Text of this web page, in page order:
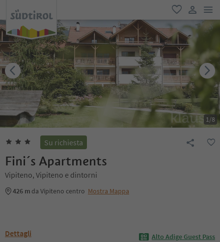
favoriti
user link
1/8
Su richiesta
Fini´s Apartments
Vipiteno, Vipiteno e dintorni
426 m da Vipiteno centro Mostra Mappa
Dettagli Alto Adige Guest Pass